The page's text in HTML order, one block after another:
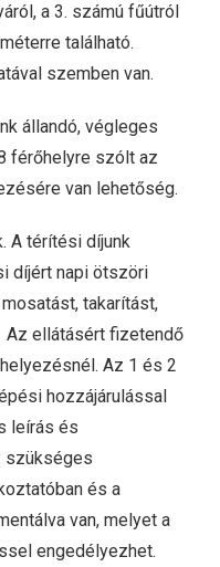
a 3. számú fűútról
található.
szemben van.
állandó, végleges
férőhelyre szólt az
van lehetőség.
A térítési díjunk
díjért napi ötszöri
takarítást,
ellátásért fizetendő
Az 1 és 2
hozzájárulással
leírás és
szükséges
és a
van, melyet a
engedélyezhet.